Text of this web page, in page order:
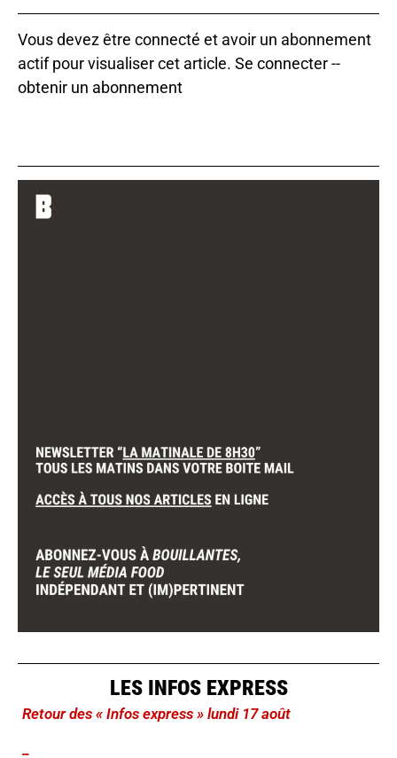
Vous devez être connecté et avoir un abonnement
actif pour visualiser cet article. Se connecter--
obtenir un abonnement
LES INFOS EXPRESS
Retour des « Infos express » lundi 17 août